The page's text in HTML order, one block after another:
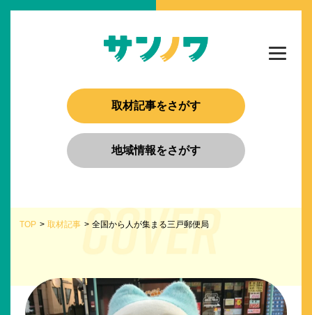
取材記事をさがす
地域情報をさがす
TOP 取材記事 全国から人が集まる三戸郵便局